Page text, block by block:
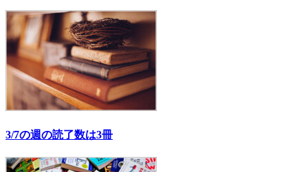
3/7の週の読了数は3冊